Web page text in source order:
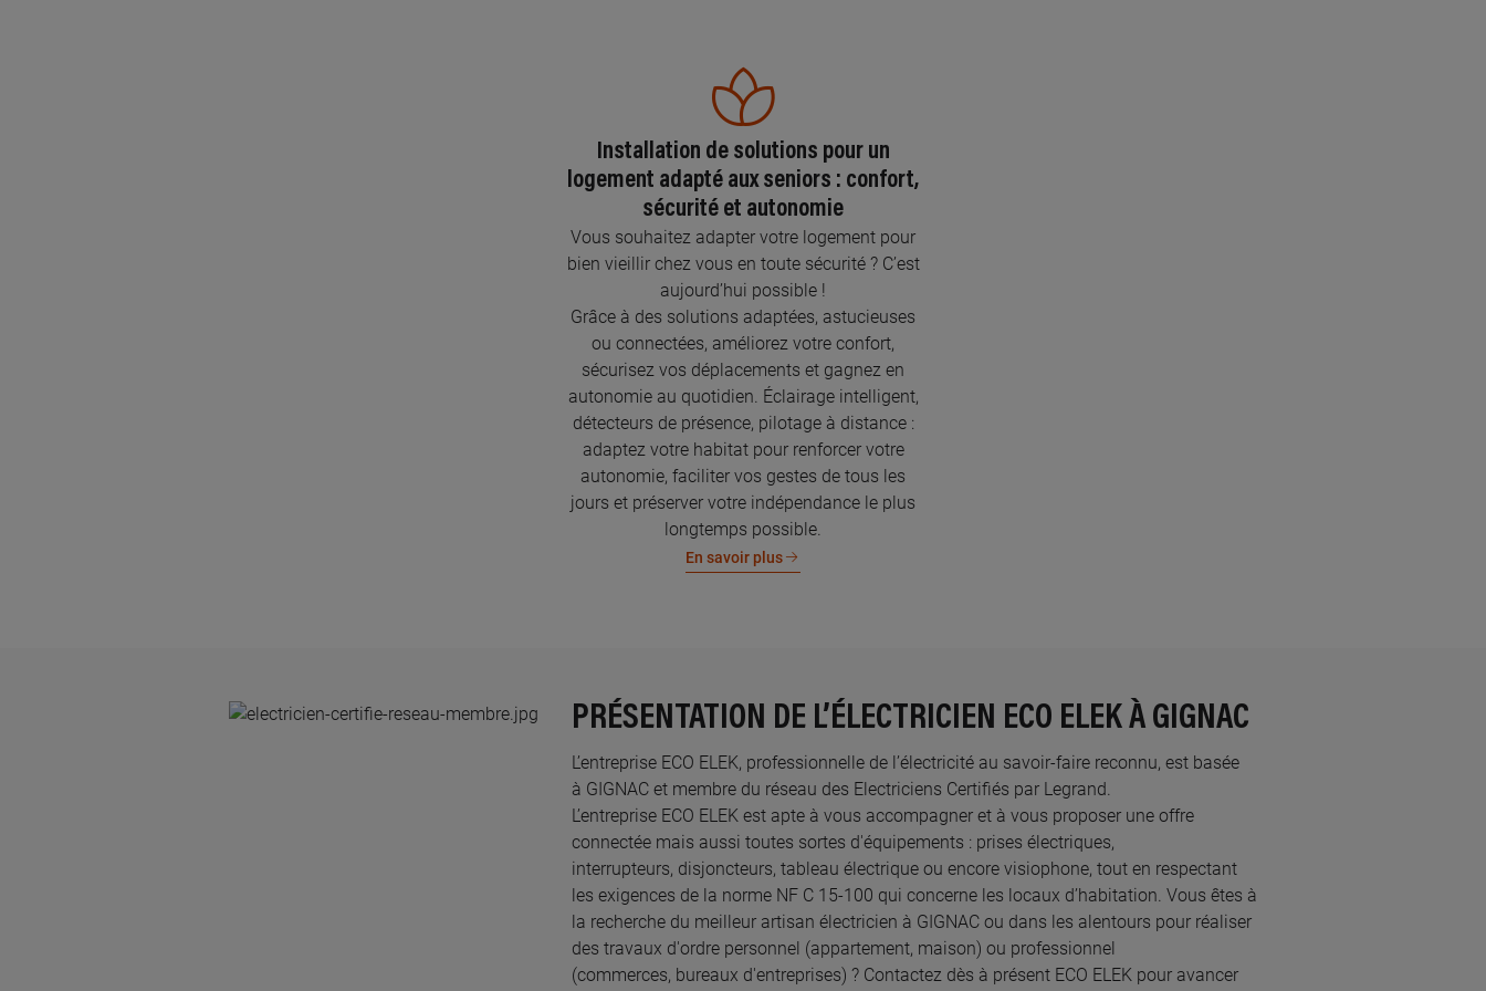
Installation de solutions pour un
logement adapté aux seniors : confort,
sécurité et autonomie
Vous souhaitez adapter votre logement pour
bien vieillir chez vous en toute sécurité ? C’est
aujourd’hui possible !
Grâce à des solutions adaptées, astucieuses
ou connectées, améliorez votre confort,
sécurisez vos déplacements et gagnez en
autonomie au quotidien. Éclairage intelligent,
détecteurs de présence, pilotage à distance :
adaptez votre habitat pour renforcer votre
autonomie, faciliter vos gestes de tous les
jours et préserver votre indépendance le plus
longtemps possible.
En savoir plus
PRÉSENTATION DE L’ÉLECTRICIEN ECO ELEK À GIGNAC
L’entreprise ECO ELEK, professionnelle de l’électricité au savoir-faire reconnu, est basée
à GIGNAC et membre du réseau des Electriciens Certifiés par Legrand.​
L’entreprise ECO ELEK est apte à vous accompagner et à vous proposer une offre
connectée mais aussi toutes sortes d'équipements : prises électriques,
interrupteurs, disjoncteurs, tableau électrique ou encore visiophone, tout en respectant
les exigences de la norme NF C 15-100 qui concerne les locaux d’habitation. Vous êtes à
la recherche du meilleur artisan électricien à GIGNAC ou dans les alentours pour réaliser
des travaux d'ordre personnel (appartement, maison) ou professionnel
(commerces, bureaux d'entreprises) ? Contactez dès à présent ECO ELEK pour avancer